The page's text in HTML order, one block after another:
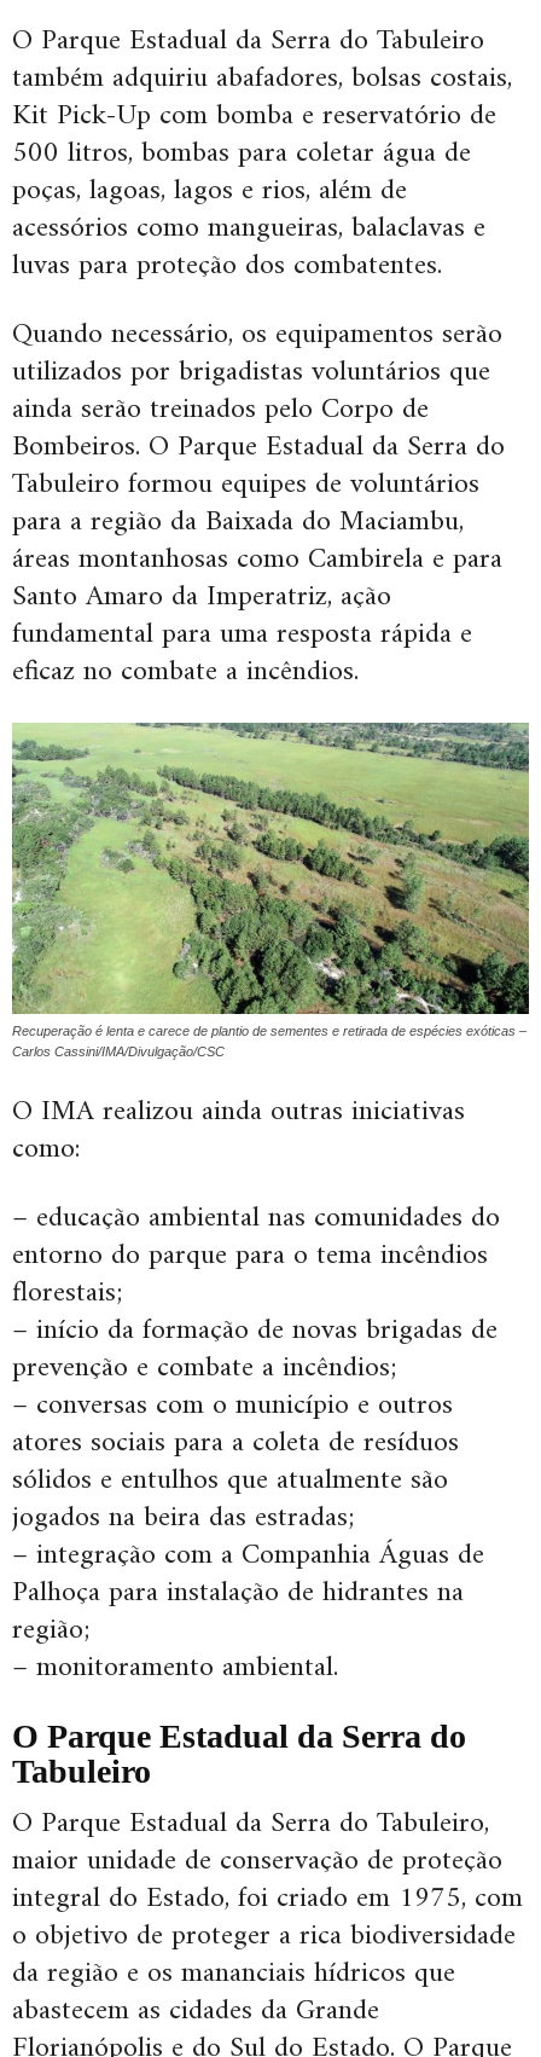
O Parque Estadual da Serra do Tabuleiro
também adquiriu abafadores, bolsas costais,
Kit Pick-Up com bomba e reservatório de
500 litros, bombas para coletar água de
poças, lagoas, lagos e rios, além de
acessórios como mangueiras, balaclavas e
luvas para proteção dos combatentes.
Quando necessário, os equipamentos serão
utilizados por brigadistas voluntários que
ainda serão treinados pelo Corpo de
Bombeiros. O Parque Estadual da Serra do
Tabuleiro formou equipes de voluntários
para a região da Baixada do Maciambu,
áreas montanhosas como Cambirela e para
Santo Amaro da Imperatriz, ação
fundamental para uma resposta rápida e
eficaz no combate a incêndios.
Recuperação é lenta e carece de plantio de sementes e retirada de espécies exóticas –
Carlos Cassini/IMA/Divulgação/CSC
O IMA realizou ainda outras iniciativas
como:
– educação ambiental nas comunidades do
entorno do parque para o tema incêndios
florestais;
– início da formação de novas brigadas de
prevenção e combate a incêndios;
– conversas com o município e outros
atores sociais para a coleta de resíduos
sólidos e entulhos que atualmente são
jogados na beira das estradas;
– integração com a Companhia Águas de
Palhoça para instalação de hidrantes na
região;
– monitoramento ambiental.
O Parque Estadual da Serra do
Tabuleiro
O Parque Estadual da Serra do Tabuleiro,
maior unidade de conservação de proteção
integral do Estado, foi criado em 1975, com
o objetivo de proteger a rica biodiversidade
da região e os mananciais hídricos que
abastecem as cidades da Grande